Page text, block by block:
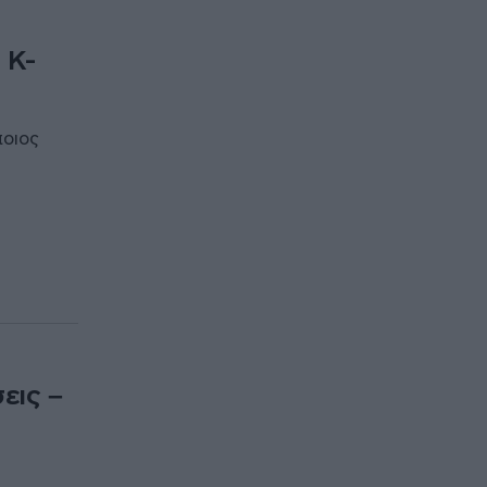
Κ-
–